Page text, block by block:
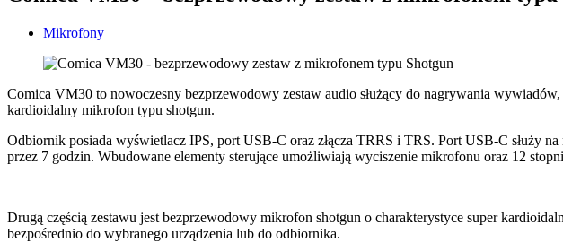
Mikrofony
Comica VM30 to nowoczesny bezprzewodowy zestaw audio służący do nagrywania
kardioidalny mikrofon typu shotgun.
Odbiornik posiada wyświetlacz IPS, port USB-C oraz złącza TRRS i TRS. Port USB-C służy
przez 7 godzin. Wbudowane elementy sterujące umożliwiają wyciszenie mikrofonu oraz 12
Drugą częścią zestawu jest bezprzewodowy mikrofon shotgun o charakterystyce super
bezpośrednio do wybranego urządzenia lub do odbiornika.